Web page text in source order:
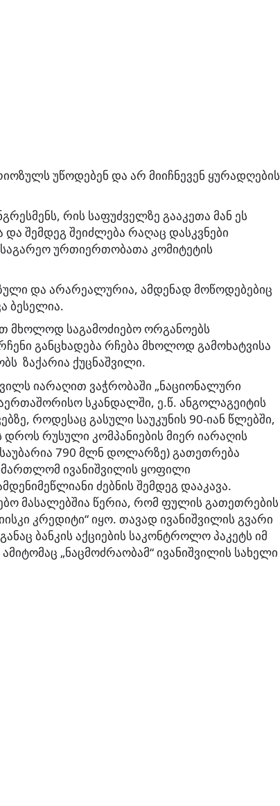
უწოდებენ და არ მიიჩნევენ ყურადღების
რის საფუძველზე გააკეთა მან ეს
შემდეგ შეიძლება რაღაც დასკვნები
ურთიერთობათა კომიტეტის
და არარეალურია, ამდენად მოწოდებებიც
ბესელია.
მხოლოდ საგამოძიებო ორგანოებს
განცხადება რჩება მხოლოდ გამოხატვისა
ზაქარია ქუცნაშვილი.
იარაღით ვაჭრობაში „ნაციონალური
სკანდალში, ე.წ. ანგოლაგეიტის
როდესაც გასული საუკუნის 90-იან წლებში,
რუსული კომპანიების მიერ იარაღის
790 მლნ დოლარზე) გათეთრება
ივანიშვილის ყოფილი
ძებნის შემდეგ დააკავა.
მასალებშია წერია, რომ ფულის გათეთრების
კრედიტი“ იყო. თავად ივანიშვილის გვარი
ბანკის აქციების საკონტროლო პაკეტს იმ
„ნაცმოძრაობამ“ ივანიშვილის სახელი